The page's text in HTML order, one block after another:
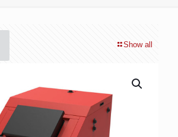
Show all